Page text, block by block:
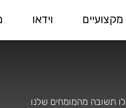
מקצועיים וידאו
תשובה מהמומחים שלנו